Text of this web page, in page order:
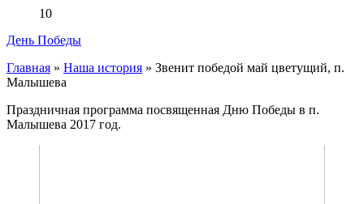
10
День Победы
Главная » Наша история » Звенит победой май цветущий, п.
Малышева
Праздничная программа посвященная Дню Победы в п.
Малышева 2017 год.